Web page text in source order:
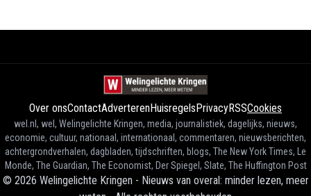
Over onsContactAdverterenHuisregelsPrivacyRSSCookies
wel.nl, wel, Welingelichte Kringen, media, journalistiek, dagelijks, nieuws,
economie, cultuur, nationaal, internationaal, commentaren, nieuwsberichten,
achtergrondverhalen, dagbladen, tijdschriften, blogs, The New York Times, Le
Monde, The Guardian, The Economist, Der Spiegel, Slate, The Huffington Post
© 2026 Welingelichte Kringen - Nieuws van overal: minder lezen, meer